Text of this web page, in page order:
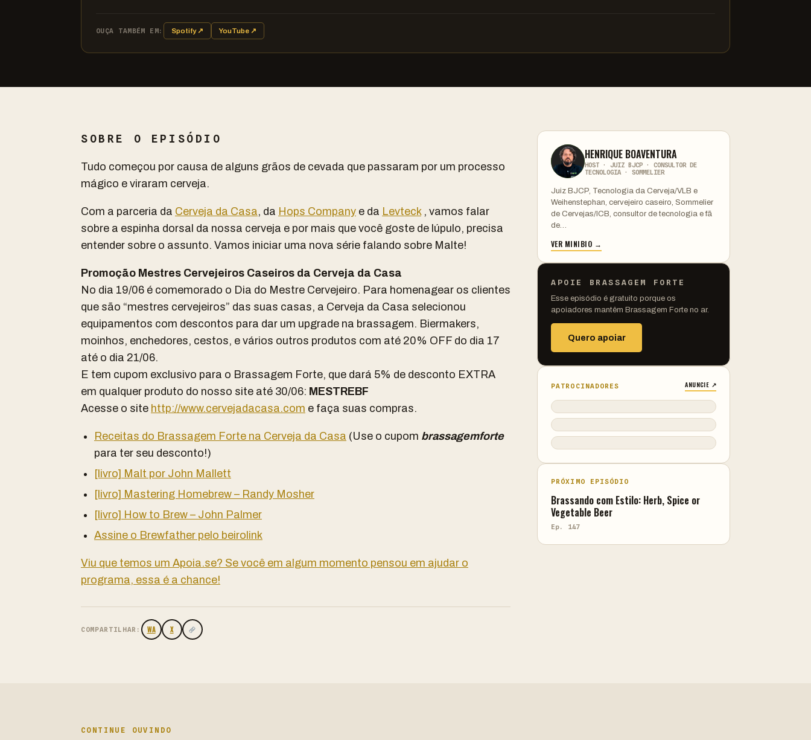
OUÇA TAMBÉM EM: Spotify ↗ YouTube ↗
SOBRE O EPISÓDIO
Tudo começou por causa de alguns grãos de cevada que passaram por um processo
mágico e viraram cerveja.
Com a parceria da Cerveja da Casa, da Hops Company e da Levteck, vamos falar
sobre a espinha dorsal da nossa cerveja e por mais que você goste de lúpulo, precisa
entender sobre o assunto. Vamos iniciar uma nova série falando sobre Malte!
Promoção Mestres Cervejeiros Caseiros da Cerveja da Casa
No dia 19/06 é comemorado o Dia do Mestre Cervejeiro. Para homenagear os clientes
que são “mestres cervejeiros” das suas casas, a Cerveja da Casa selecionou
equipamentos com descontos para dar um upgrade na brassagem. Biermakers,
moinhos, enchedores, cestos, e vários outros produtos com até 20% OFF do dia 17
até o dia 21/06.
E tem cupom exclusivo para o Brassagem Forte, que dará 5% de desconto EXTRA
em qualquer produto do nosso site até 30/06: MESTREBF
Acesse o site http://www.cervejadacasa.com e faça suas compras.
Receitas do Brassagem Forte na Cerveja da Casa (Use o cupom brassagemforte
para ter seu desconto!)
[livro] Malt por John Mallett
[livro] Mastering Homebrew – Randy Mosher
[livro] How to Brew – John Palmer
Assine o Brewfather pelo beirolink
Viu que temos um Apoia.se? Se você em algum momento pensou em ajudar o
programa, essa é a chance!
COMPARTILHAR: WA X
HENRIQUE BOAVENTURA
HOST · JUIZ BJCP · CONSULTOR DE
TECNOLOGIA · SOMMELIER
Juiz BJCP, Tecnologia da Cerveja/VLB e
Weihenstephan, cervejeiro caseiro, Sommelier
de Cervejas/ICB, consultor de tecnologia e fã
de…
VER MINIBIO →
APOIE BRASSAGEM FORTE
Esse episódio é gratuito porque os
apoiadores mantêm Brassagem Forte no ar.
Quero apoiar
PATROCINADORES ANUNCIE ↗
PRÓXIMO EPISÓDIO
Brassando com Estilo: Herb, Spice or
Vegetable Beer
Ep. 147
CONTINUE OUVINDO